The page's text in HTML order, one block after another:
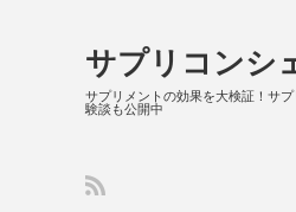
サプリコンシ
サプリメントの効果を大検証！サ
験談も公開中